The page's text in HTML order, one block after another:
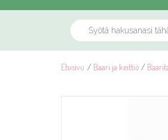
Etusivu / Baari ja keittiö /